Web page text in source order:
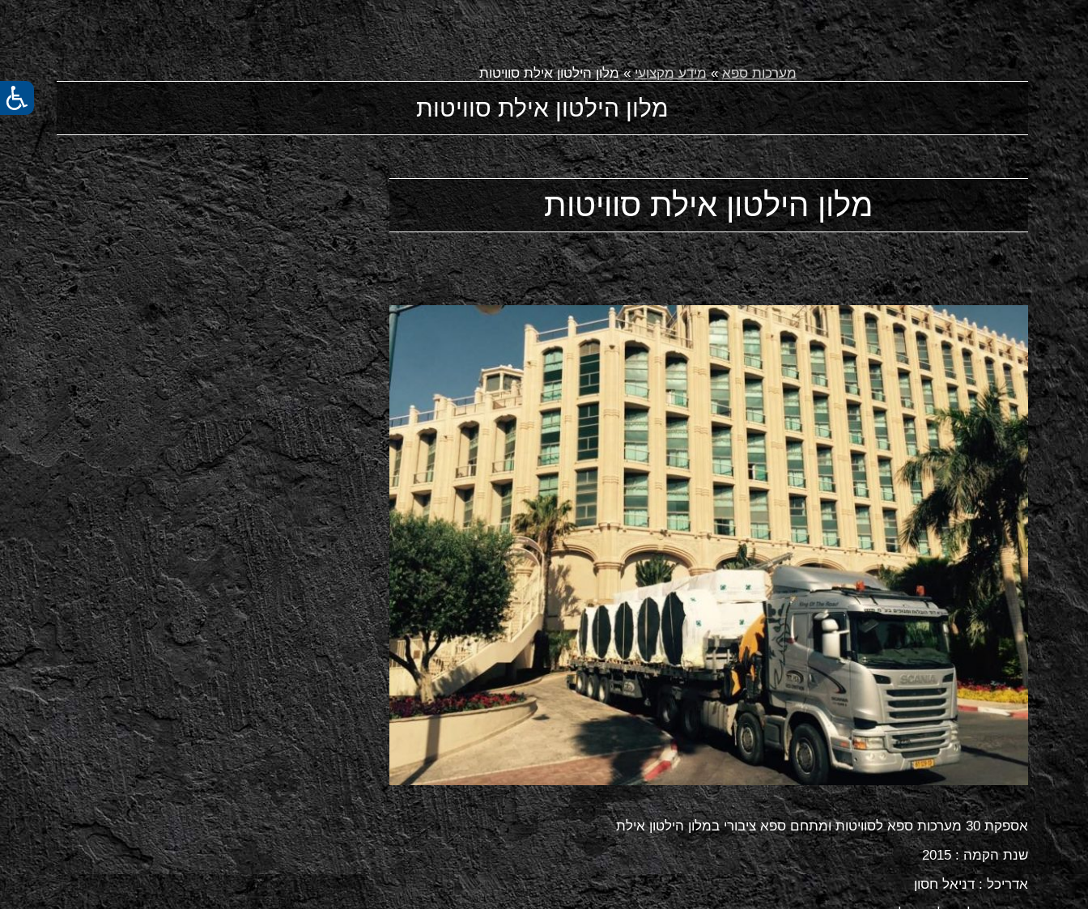
מלון הילטון אילת סוויטות
מערכות ספא»מידע מקצועי»מלון הילטון אילת סוויטות
מלון הילטון אילת סוויטות
אספקת 30 מערכות ספא לסוויטות ומתחם ספא ציבורי במלון הילטון אילת
שנת הקמה : 2015
אדריכל : דניאל חסון